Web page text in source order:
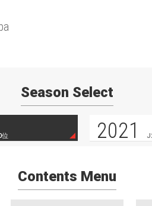
Season Select
位 2021
Contents Menu